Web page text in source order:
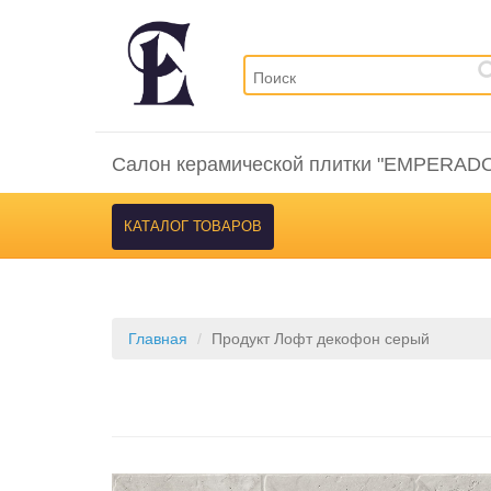
Салон керамической плитки
КАТАЛОГ ТОВАРОВ
Главная Продукт Лофт декофон серый